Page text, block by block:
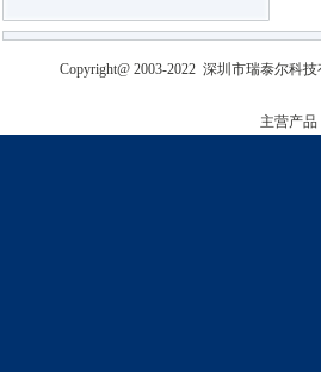
Copyright@ 2003-2022 深圳市瑞泰尔科技
主营产品